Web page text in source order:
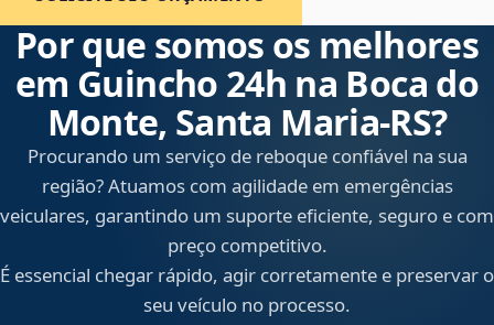
Por que somos os melhores
em Guincho 24h na Boca do
Monte, Santa Maria‑RS?
Procurando um serviço de reboque confiável na sua
região? Atuamos com agilidade em emergências
veiculares, garantindo um suporte eficiente, seguro e com
preço competitivo.
É essencial chegar rápido, agir corretamente e preservar o
seu veículo no processo.